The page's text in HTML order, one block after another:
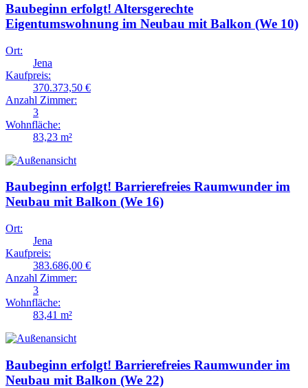
Baubeginn erfolgt! Altersgerechte
Eigentumswohnung im Neubau mit Balkon (We 10)
Ort:
Jena
Kaufpreis:
370.373,50 €
Anzahl Zimmer:
3
Wohnfläche:
83,23 m²
Baubeginn erfolgt! Barrierefreies Raumwunder im
Neubau mit Balkon (We 16)
Ort:
Jena
Kaufpreis:
383.686,00 €
Anzahl Zimmer:
3
Wohnfläche:
83,41 m²
Baubeginn erfolgt! Barrierefreies Raumwunder im
Neubau mit Balkon (We 22)